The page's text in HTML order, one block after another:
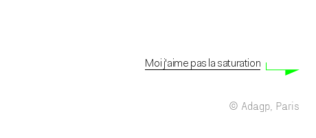
Moi j'aime pas la saturation
© Adagp, Paris